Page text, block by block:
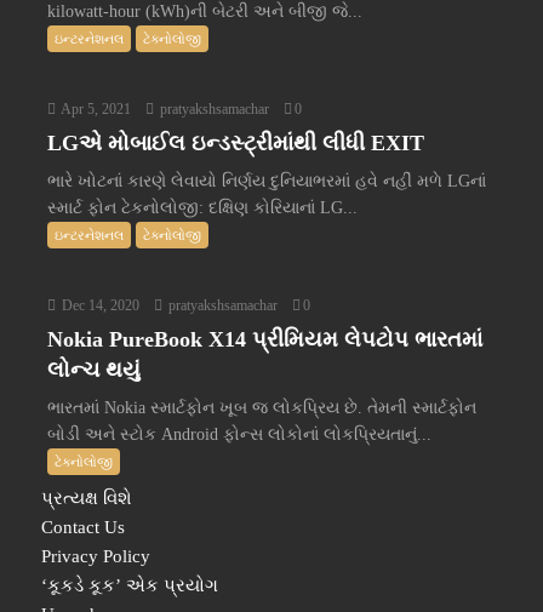
kilowatt-hour (kWh)ની બેટરી અને બીજી જે...
ઇન્ટરનેશનલ ટેક્નોલોજી
Apr 5, 2021 pratyakshsamachar 0
LGએ મોબાઈલ ઇન્ડસ્ટ્રીમાંથી લીધી EXIT
ભારે ખોટનાં કારણે લેવાયો નિર્ણય દુનિયાભરમાં હવે નહીં મળે LGનાં
સ્માર્ટ ફોન ટેકનોલોજી: દક્ષિણ કોરિયાનાં LG...
ઇન્ટરનેશનલ ટેક્નોલોજી
Dec 14, 2020 pratyakshsamachar 0
Nokia PureBook X14 પ્રીમિયમ લેપટોપ ભારતમાં
લોન્ચ થયું
ભારતમાં Nokia સ્માર્ટફોન ખૂબ જ લોકપ્રિય છે. તેમની સ્માર્ટફોન
બોડી અને સ્ટોક Android ફોન્સ લોકોનાં લોકપ્રિયતાનું...
ટેક્નોલોજી
પ્રત્યક્ષ વિશે
Contact Us
Privacy Policy
‘કૂકડે કૂક’ એક પ્રયોગ